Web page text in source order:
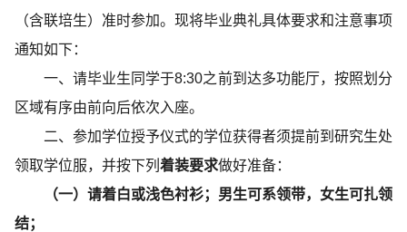
（含联培生）准时参加。现将毕业典礼具体要求和注意事项
通知如下：
一、请毕业生同学于8:30之前到达多功能厅，按照划分
区域有序由前向后依次入座。
二、参加学位授予仪式的学位获得者须提前到研究生处
领取学位服，并按下列 着装要求做好准备：
（一）请着白或浅色衬衫；男生可系领带，女生可扎领
结；